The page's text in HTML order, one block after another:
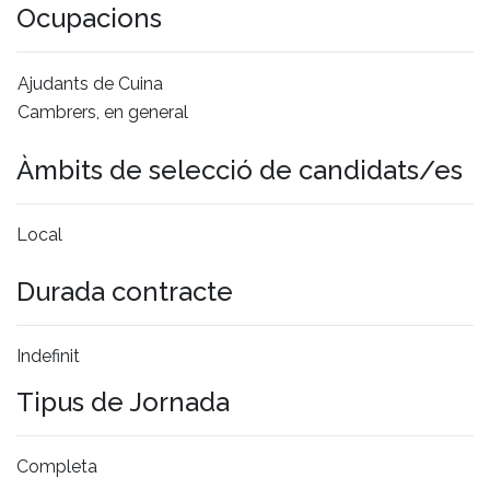
Ocupacions
Ajudants de Cuina
Cambrers, en general
Àmbits de selecció de candidats/es
Local
Durada contracte
Indefinit
Tipus de Jornada
Completa